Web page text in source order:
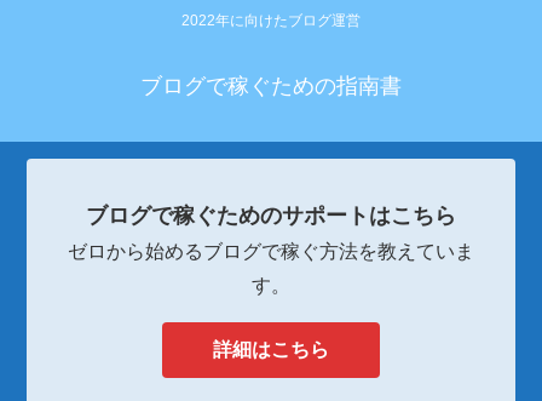
2022年に向けたブログ運営
ブログで稼ぐための指南書
ブログで稼ぐためのサポートはこちら
ゼロから始めるブログで稼ぐ方法を教えていま
す。
詳細はこちら